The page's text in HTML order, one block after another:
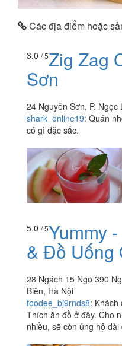
Các địa điểm hoặc
3.0 / 5Zig Zag
Sơn
24 Nguyễn Sơn, P.
shark_online19: Quán
có gì đặc sắc.
5.0 / 5Yummy
& Đồ Uống
28 Ngách 15 Ngõ 390
Biên, Hà Nội
foodee_bj9rnds8: Khách
Thích ăn đồ ở đây. Cho
nhiều, sẽ còn ủng hộ dài